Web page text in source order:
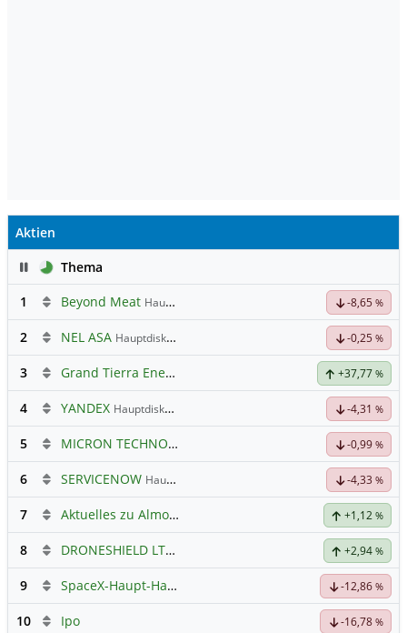
Aktien
PauseThema
1
Beyond Meat Hauptdiskussion -8,65 %
2 NEL ASA Hauptdiskussion -0,25 %
3 Grand Tierra Energy +37,77 %
4 YANDEX Hauptdiskussion -4,31 %
5 MICRON TECHNOLOGY -0,99 %
6 SERVICENOW Hauptdiskussion -4,33 %
7 Aktuelles zu Almonty Industries +1,12 %
8 DRONESHIELD LTD +2,94 %
9 SpaceX-Haupt-Hauptforum -12,86 %
10 Ipo -16,78 %